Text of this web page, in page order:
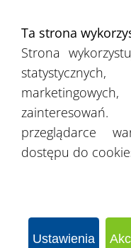
Śląskie
Świętokrzyskie
Warmińsko-
Ta strona
Strona
przeglądarce
dostępu do
Ustawienia